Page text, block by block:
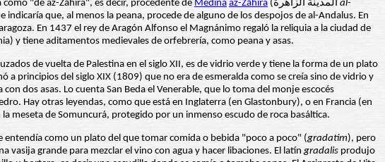
"de az-Zāhira", es decir, procedente de Medina az-Zāhira
al-
indicaría que, al menos la peana, procede de alguno de los despojos de al-Andalus. En
En 1437 el rey de Aragón Alfonso el Magnánimo regaló la reliquia a la ciudad de
y tiene aditamentos medievales de orfebrería, como peana y asas.
de vuelta de Palestina en el siglo XII, es de vidrio verde y tiene la forma de un plato
principios del siglo XIX (1809) que no era de esmeralda como se creía sino de vidrio y
dos asas. Lo cuenta San Beda el Venerable, que lo toma del monje escocés
Hay otras leyendas, como que está en Inglaterra (en Glastonbury), o en Francia (en
meseta de Somuncurá, protegido por un inmenso escudo de roca basáltica.
entendía como un plato del que tomar comida o bebida "poco a poco" (gradatim), pero
vasija grande para mezclar el vino con agua y hacer libaciones. El latíngradalis produjo